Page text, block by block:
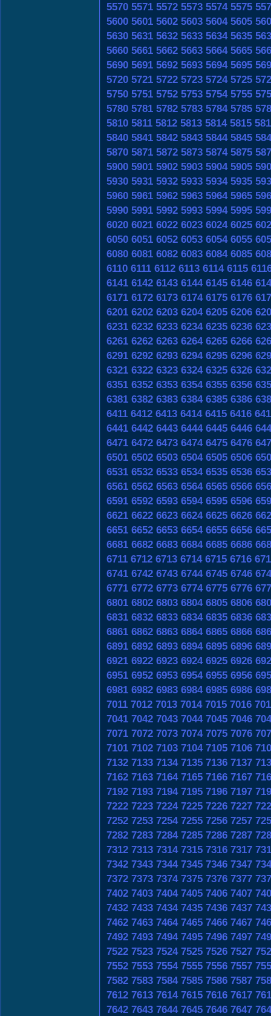
5570 5571 5572 5573 5574 5575
5600 5601 5602 5603 5604 5605
5630 5631 5632 5633 5634 5635
5660 5661 5662 5663 5664 5665
5690 5691 5692 5693 5694 5695
5720 5721 5722 5723 5724 5725
5750 5751 5752 5753 5754 5755
5780 5781 5782 5783 5784 5785
5810 5811 5812 5813 5814 5815
5840 5841 5842 5843 5844 5845
5870 5871 5872 5873 5874 5875
5900 5901 5902 5903 5904 5905
5930 5931 5932 5933 5934 5935
5960 5961 5962 5963 5964 5965
5990 5991 5992 5993 5994 5995
6020 6021 6022 6023 6024 6025
6050 6051 6052 6053 6054 6055
6080 6081 6082 6083 6084 6085
6110 6111 6112 6113 6114 6115
6141 6142 6143 6144 6145 6146
6171 6172 6173 6174 6175 6176
6201 6202 6203 6204 6205 6206
6231 6232 6233 6234 6235 6236
6261 6262 6263 6264 6265 6266
6291 6292 6293 6294 6295 6296
6321 6322 6323 6324 6325 6326
6351 6352 6353 6354 6355 6356
6381 6382 6383 6384 6385 6386
6411 6412 6413 6414 6415 6416
6441 6442 6443 6444 6445 6446
6471 6472 6473 6474 6475 6476
6501 6502 6503 6504 6505 6506
6531 6532 6533 6534 6535 6536
6561 6562 6563 6564 6565 6566
6591 6592 6593 6594 6595 6596
6621 6622 6623 6624 6625 6626
6651 6652 6653 6654 6655 6656
6681 6682 6683 6684 6685 6686
6711 6712 6713 6714 6715 6716
6741 6742 6743 6744 6745 6746
6771 6772 6773 6774 6775 6776
6801 6802 6803 6804 6805 6806
6831 6832 6833 6834 6835 6836
6861 6862 6863 6864 6865 6866
6891 6892 6893 6894 6895 6896
6921 6922 6923 6924 6925 6926
6951 6952 6953 6954 6955 6956
6981 6982 6983 6984 6985 6986
7011 7012 7013 7014 7015 7016
7041 7042 7043 7044 7045 7046
7071 7072 7073 7074 7075 7076
7101 7102 7103 7104 7105 7106
7132 7133 7134 7135 7136 7137
7162 7163 7164 7165 7166 7167
7192 7193 7194 7195 7196 7197
7222 7223 7224 7225 7226 7227
7252 7253 7254 7255 7256 7257
7282 7283 7284 7285 7286 7287
7312 7313 7314 7315 7316 7317
7342 7343 7344 7345 7346 7347
7372 7373 7374 7375 7376 7377
7402 7403 7404 7405 7406 7407
7432 7433 7434 7435 7436 7437
7462 7463 7464 7465 7466 7467
7492 7493 7494 7495 7496 7497
7522 7523 7524 7525 7526 7527
7552 7553 7554 7555 7556 7557
7582 7583 7584 7585 7586 7587
7612 7613 7614 7615 7616 7617
7642 7643 7644 7645 7646 7647